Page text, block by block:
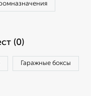
(0)
Гаражные боксы